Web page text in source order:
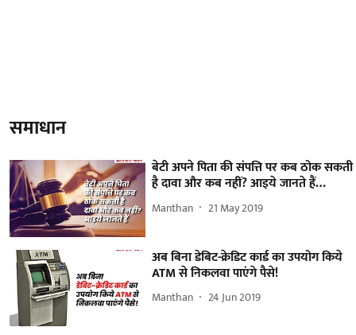
समाधान
बेटी अपने पिता की संपत्ति पर कब ठोक सकती
है दावा और कब नहीं? आइये जानते हैं…
Manthan 21 May 2019
अब बिना डेबिट-क्रेडिट कार्ड का उपयोग किये
ATM से निकलवा पाएंगे पैसे!
Manthan 24 Jun 2019